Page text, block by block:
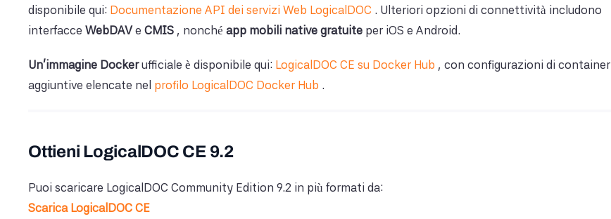
disponibile qui: Documentazione API dei servizi Web LogicalDOC . Ulteriori opzioni di connettività includono
interfacce WebDAVe CMIS , nonché app mobili native gratuite per iOS e Android.
Un'immagine Dockerufficiale è disponibile qui: LogicalDOC CE su Docker Hub , con configurazioni di container
aggiuntive elencate nel profilo LogicalDOC Docker Hub .
Ottieni LogicalDOC CE 9.2
Puoi scaricare LogicalDOC Community Edition 9.2 in più formati da:
Scarica LogicalDOC CE